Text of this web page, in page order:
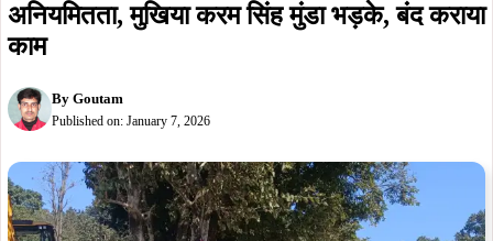
अनियमितता, मुखिया करम सिंह मुंडा भड़के, बंद कराया
काम
By Goutam
Published on: January 7, 2026